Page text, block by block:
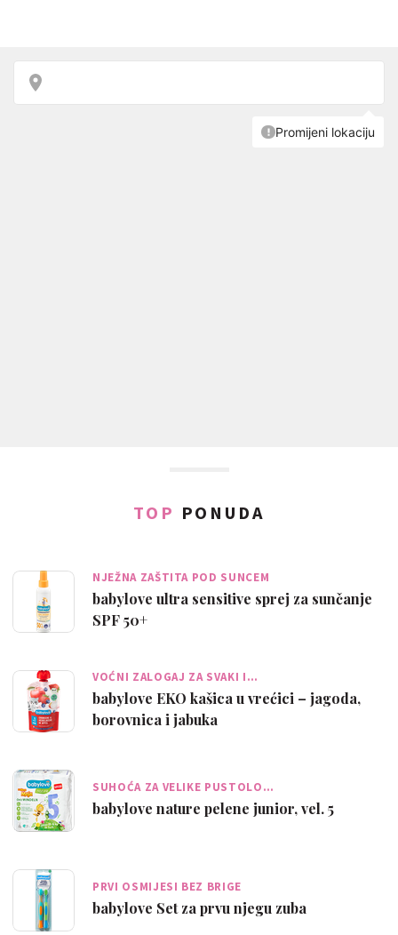
TOP PONUDA
NJEŽNA ZAŠTITA POD SUNCEM
babylove ultra sensitive sprej za sunčanje
SPF 50+
VOĆNI ZALOGAJ ZA SVAKI I…
babylove EKO kašica u vrećici – jagoda,
borovnica i jabuka
SUHOĆA ZA VELIKE PUSTOLO…
babylove nature pelene junior, vel. 5
PRVI OSMIJESI BEZ BRIGE
babylove Set za prvu njegu zuba